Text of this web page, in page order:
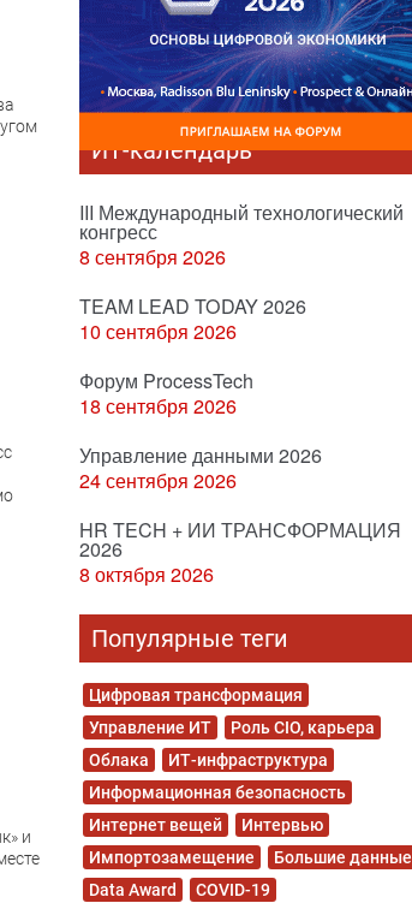
и
ИТ-календарь
III Международный технологический
конгресс
8 сентября 2026
TEAM LEAD TODAY 2026
10 сентября 2026
Форум ProcessTech
18 сентября 2026
Управление данными 2026
24 сентября 2026
HR TECH + ИИ ТРАНСФОРМАЦИЯ
2026
8 октября 2026
Популярные теги
Цифровая трансформация
Управление ИТ
Роль CIO, карьера
Облака
ИТ-инфраструктура
Информационная безопасность
Интернет вещей
Интервью
Импортозамещение
Большие данные
Data Award
COVID-19